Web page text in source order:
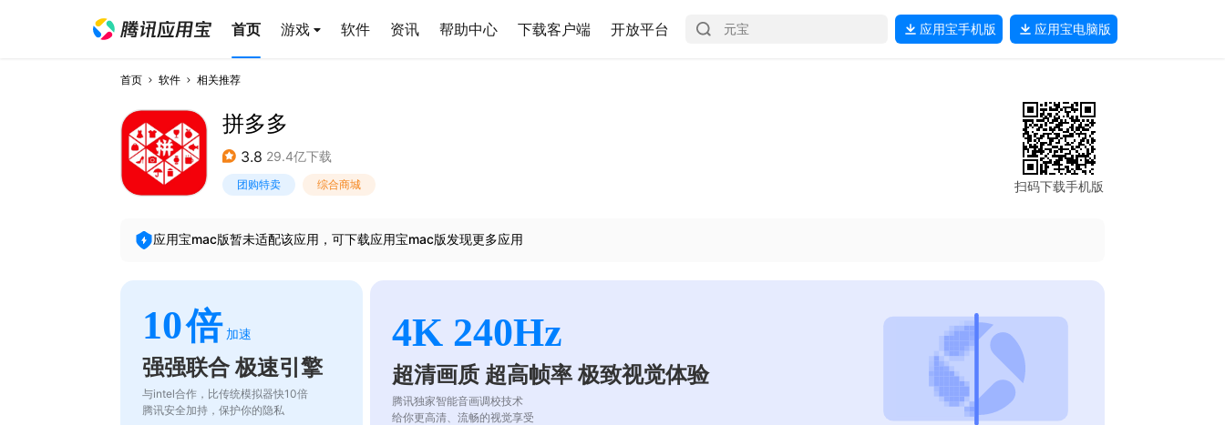
首页 游戏 软件 资讯 帮助中心 下载客户端 开放平台 应用宝手机版 应用宝电脑版
首页 软件 相关推荐
拼多多
3.8 29.4亿下载
团购特卖 综合商城 扫码下载手机版
应用宝mac版暂未适配该应用，可下载应用宝mac版发现更多应用
10倍 加速
强强联合 极速引擎
与intel合作，比传统模拟器快10倍
腾讯安全加持，保护你的隐私
4K 240Hz
超清画质 超高帧率 极致视觉体验
腾讯独家智能音画调校技术
给你更高清、流畅的视觉享受